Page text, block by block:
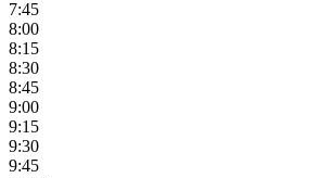
7:45
8:00
8:15
8:30
8:45
9:00
9:15
9:30
9:45